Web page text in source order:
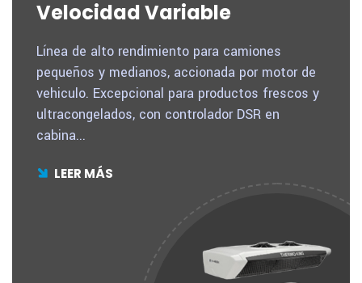
Velocidad Variable
Línea de alto rendimiento para camiones
pequeños y medianos, accionada por motor de
vehiculo. Excepcional para productos frescos y
ultracongelados, con controlador DSR en
cabina...
LEER MÁS